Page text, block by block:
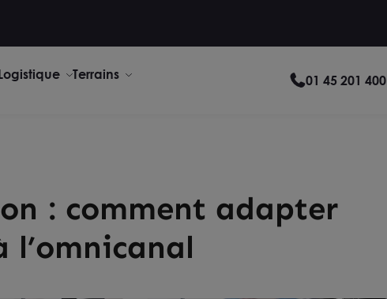
Terrains 01 45 201 400
: comment adapter
l’omnicanal